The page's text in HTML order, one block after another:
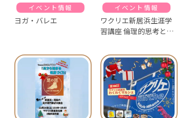
イベント情報
ヨガ・バレエ
イベント情報
ワクリエ新居浜生涯学
習講座 倫理的思考とこ